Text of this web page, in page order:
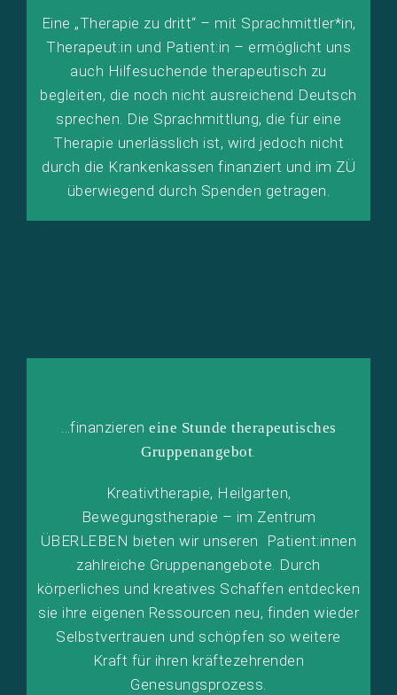
Eine „Therapie zu dritt“ – mit Sprachmittler*in,
Therapeut:in und Patient:in – ermöglicht uns
auch Hilfesuchende therapeutisch zu
begleiten, die noch nicht ausreichend Deutsch
sprechen. Die Sprachmittlung, die für eine
Therapie unerlässlich ist, wird jedoch nicht
durch die Krankenkassen finanziert und im ZÜ
überwiegend durch Spenden getragen.
…finanzieren eine Stunde therapeutisches
Gruppenangebot.
Kreativtherapie, Heilgarten,
Bewegungstherapie – im Zentrum
ÜBERLEBEN bieten wir unseren Patient:innen
zahlreiche Gruppenangebote. Durch
körperliches und kreatives Schaffen entdecken
sie ihre eigenen Ressourcen neu, finden wieder
Selbstvertrauen und schöpfen so weitere
Kraft für ihren kräftezehrenden
Genesungsprozess.